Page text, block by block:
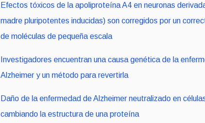
Efectos tóxicos de la apoliproteína A4 en neuronas
madre pluripotentes inducidas) son corregidos por un
de moléculas de pequeña escala
Investigadores encuentran una causa genética de la
Alzheimer y un método para revertirla
Daño de la enfermedad de Alzheimer neutralizado en
cambiando la estructura de una proteína